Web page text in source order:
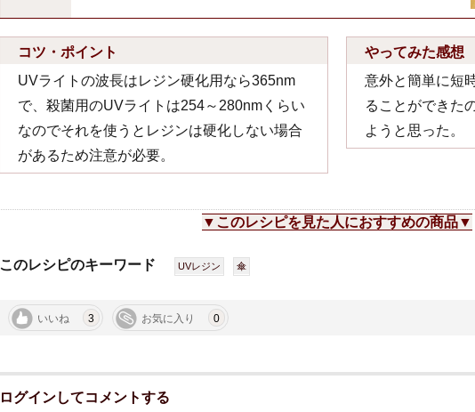
コツ・ポイント
UVライトの波長はレジン硬化用なら365nm
で、殺菌用のUVライトは254～280nmくらい
なのでそれを使うとレジンは硬化しない場合
があるため注意が必要。
やってみた感想
意外と簡単に短
ることができた
ようと思った。
▼このレシピを見た人におすすめの商品▼
このレシピのキーワード UVレジン 傘
いいね 3 お気に入り 0
ログインしてコメントする